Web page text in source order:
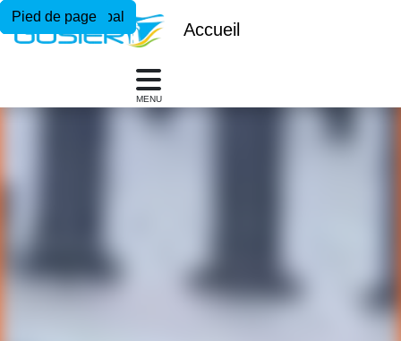
Menu principal
Contenu principal
Pied de page
Accueil
MENU